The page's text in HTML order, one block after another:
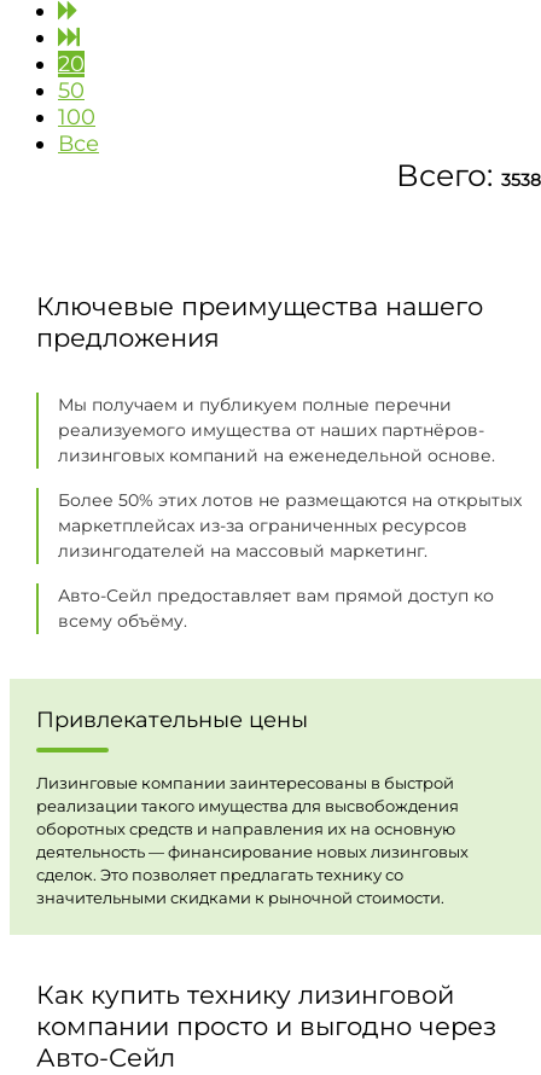
20
50
100
Все
Всего:
Ключевые преимущества нашего
предложения
Мы получаем и публикуем полные перечни
реализуемого имущества от наших партнёров-
лизинговых компаний на еженедельной основе.
Более 50% этих лотов не размещаются на открытых
маркетплейсах из-за ограниченных ресурсов
лизингодателей на массовый маркетинг.
Авто-Сейл предоставляет вам прямой доступ ко
всему объёму.
Привлекательные цены
Лизинговые компании заинтересованы в быстрой
реализации такого имущества для высвобождения
оборотных средств и направления их на основную
деятельность — финансирование новых лизинговых
сделок. Это позволяет предлагать технику со
значительными скидками к рыночной стоимости.
Как купить технику лизинговой
компании просто и выгодно через
Авто-Сейл